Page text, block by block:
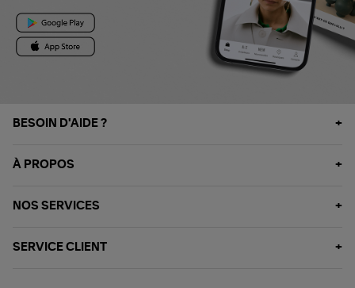
BESOIN D'AIDE ?
À PROPOS
NOS SERVICES
SERVICE CLIENT